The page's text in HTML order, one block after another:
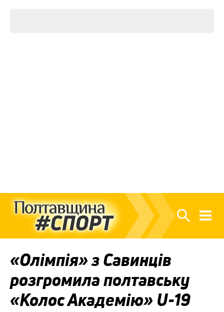
«Олімпія» з Савинців
розгромила полтавську
«Колос Академію» U-19